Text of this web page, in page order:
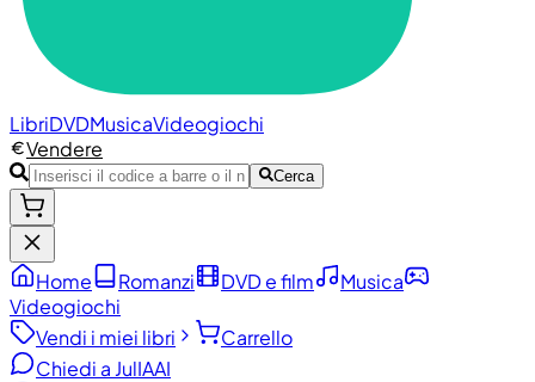
LibriDVDMusicaVideogiochi
Vendere
Cerca
Home Romanzi DVD e film
Musica
Videogiochi
Vendi i miei libri
Carrello
Chiedi a JulIAAI